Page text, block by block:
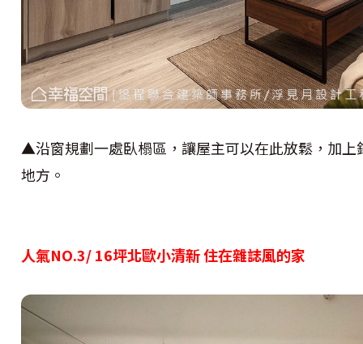
▲沿窗規劃一處臥榻區，讓屋主可以在此放鬆，加
地方。
人氣NO.3/ 16坪北歐小清新 住在雜誌風的家